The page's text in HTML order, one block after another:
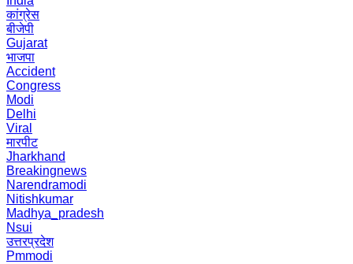
कांग्रेस
बीजेपी
Gujarat
भाजपा
Accident
Congress
Modi
Delhi
Viral
मारपीट
Jharkhand
Breakingnews
Narendramodi
Nitishkumar
Madhya_pradesh
Nsui
उत्तरप्रदेश
Pmmodi